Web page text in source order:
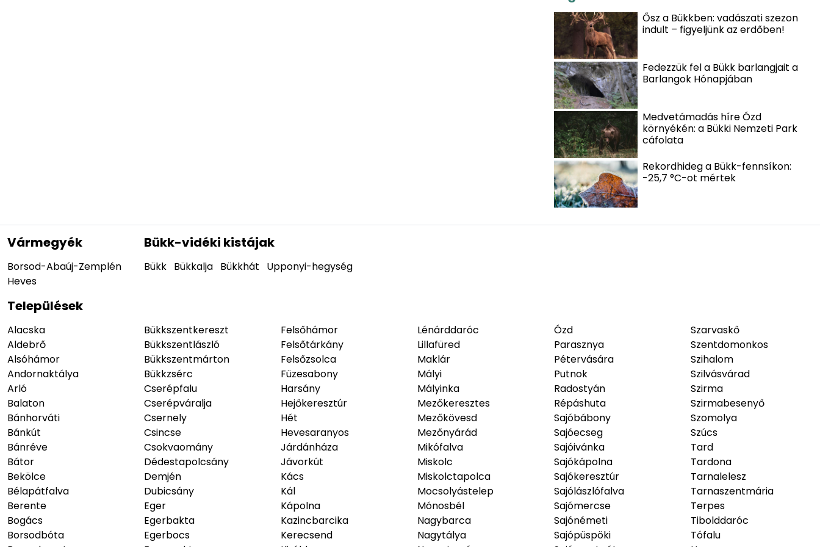
Ősz a Bükkben: vadászati szezon
indult – figyeljünk az erdőben!
Fedezzük fel a Bükk barlangjait a
Barlangok Hónapjában
Medvetámadás híre Ózd
környékén: a Bükki Nemzeti Park
cáfolata
Rekordhideg a Bükk-fennsíkon:
-25,7 °C-ot mértek
Vármegyék
Borsod-Abaúj-Zemplén
Heves
Bükk-vidéki kistájak
Bükk Bükkalja Bükkhát Upponyi-hegység
Települések
Alacska
Aldebrő
Alsóhámor
Andornaktálya
Arló
Balaton
Bánhorváti
Bánkút
Bánréve
Bátor
Bekölce
Bélapátfalva
Berente
Bogács
Borsodbóta
Bükkszentkereszt
Bükkszentlászló
Bükkszentmárton
Bükkzsérc
Cserépfalu
Cserépváralja
Csernely
Csincse
Csokvaomány
Dédestapolcsány
Demjén
Dubicsány
Eger
Egerbakta
Egerbocs
Felsőhámor
Felsőtárkány
Felsőzsolca
Füzesabony
Harsány
Hejőkeresztúr
Hét
Hevesaranyos
Járdánháza
Jávorkút
Kács
Kál
Kápolna
Kazincbarcika
Kerecsend
Lénárddaróc
Lillafüred
Maklár
Mályi
Mályinka
Mezőkeresztes
Mezőkövesd
Mezőnyárád
Mikófalva
Miskolc
Miskolctapolca
Mocsolyástelep
Mónosbél
Nagybarca
Nagytálya
Ózd
Parasznya
Pétervására
Putnok
Radostyán
Répáshuta
Sajóbábony
Sajóecseg
Sajóivánka
Sajókápolna
Sajókeresztúr
Sajólászlófalva
Sajómercse
Sajónémeti
Sajópüspöki
Szarvaskő
Szentdomonkos
Szihalom
Szilvásvárad
Szirma
Szirmabesenyő
Szomolya
Szúcs
Tard
Tardona
Tarnalelesz
Tarnaszentmária
Terpes
Tibolddaróc
Tófalu